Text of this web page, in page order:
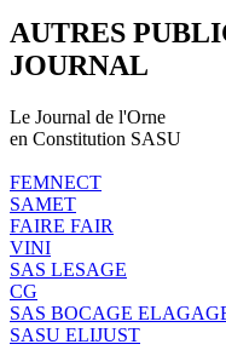
AUTRES
JOURNAL
Le Journal de l'Orne
en Constitution SASU
FEMNECT
SAMET
FAIRE FAIR
VINI
SAS LESAGE
CG
SAS BOCAGE
SASU ELIJUST